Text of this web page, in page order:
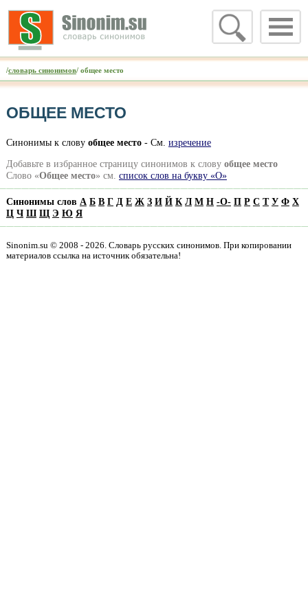
/словарь синонимов/ общее место
ОБЩЕЕ МЕСТО
Синонимы к слову общее место- См. изречение
Добавьте в избранное страницу синонимов к слову общее место
Слово «Общее место» см. список слов на букву «О»
Синонимы слов А Б В Г Д Е Ж З И Й К Л М Н -О- П Р С Т У Ф Х
Ц Ч Ш Щ Э Ю Я
Sinonim.su © 2008 - 2026. Словарь русских синонимов. При копировании
материалов ссылка на источник обязательна!